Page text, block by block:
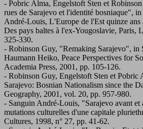
- Pobric Alma, Engelstoft Sten et
rues de Sarajevo et l'identité bosniaque",
André-Louis, L'Europe de l'Est quinze ans
Des pays baltes à l'ex-Yougoslavie, Paris,
325-330.
- Robinson Guy, "Remaking Sarajevo", in
Haumann Heiko, Peace Perspectives for
Academia Press, 2001, pp. 105-126.
- Robinson Guy, Engelstoft Sten et Pobric
Sarajevo: Bosnian Nationalism since the
Geography, 2001, vol. 20, pp. 957-980.
- Sanguin André-Louis, "Sarajevo avant et
mutations culturelles d'une capitale
Cultures, 1998, n° 27, pp. 41-62.